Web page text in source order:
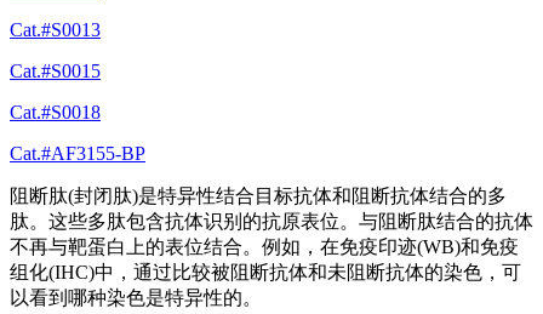
Cat.#S0013
Cat.#S0015
Cat.#S0018
Cat.#AF3155-BP
阻断肽(封闭肽)是特异性结合目标抗体和阻断抗体结合的多
肽。这些多肽包含抗体识别的抗原表位。与阻断肽结合的抗体
不再与靶蛋白上的表位结合。例如，在免疫印迹(WB)和免疫
组化(IHC)中，通过比较被阻断抗体和未阻断抗体的染色，可
以看到哪种染色是特异性的。